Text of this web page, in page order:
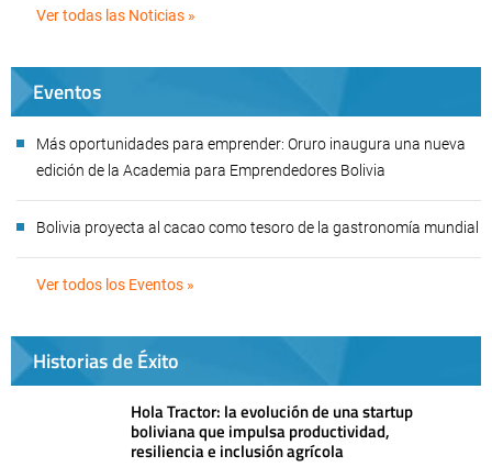
Ver todas las Noticias »
Eventos
Más oportunidades para emprender: Oruro inaugura una nueva
edición de la Academia para Emprendedores Bolivia
Bolivia proyecta al cacao como tesoro de la gastronomía mundial
Ver todos los Eventos »
Historias de Éxito
Hola Tractor: la evolución de una startup
boliviana que impulsa productividad,
resiliencia e inclusión agrícola